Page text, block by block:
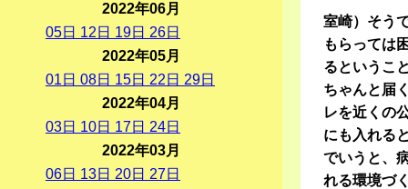
室崎）そう
もらっては
るというこ
ちゃんと届
レを近くの
にも入れる
でいうと、
れる環境づ
2022年06月
05日 12 日 19日 26日
2022年05月
01 日 08日 15日 22 日 29日
2022年04月
03日 10日 17日 24日
2022年03月
06日 13日 20日 27日